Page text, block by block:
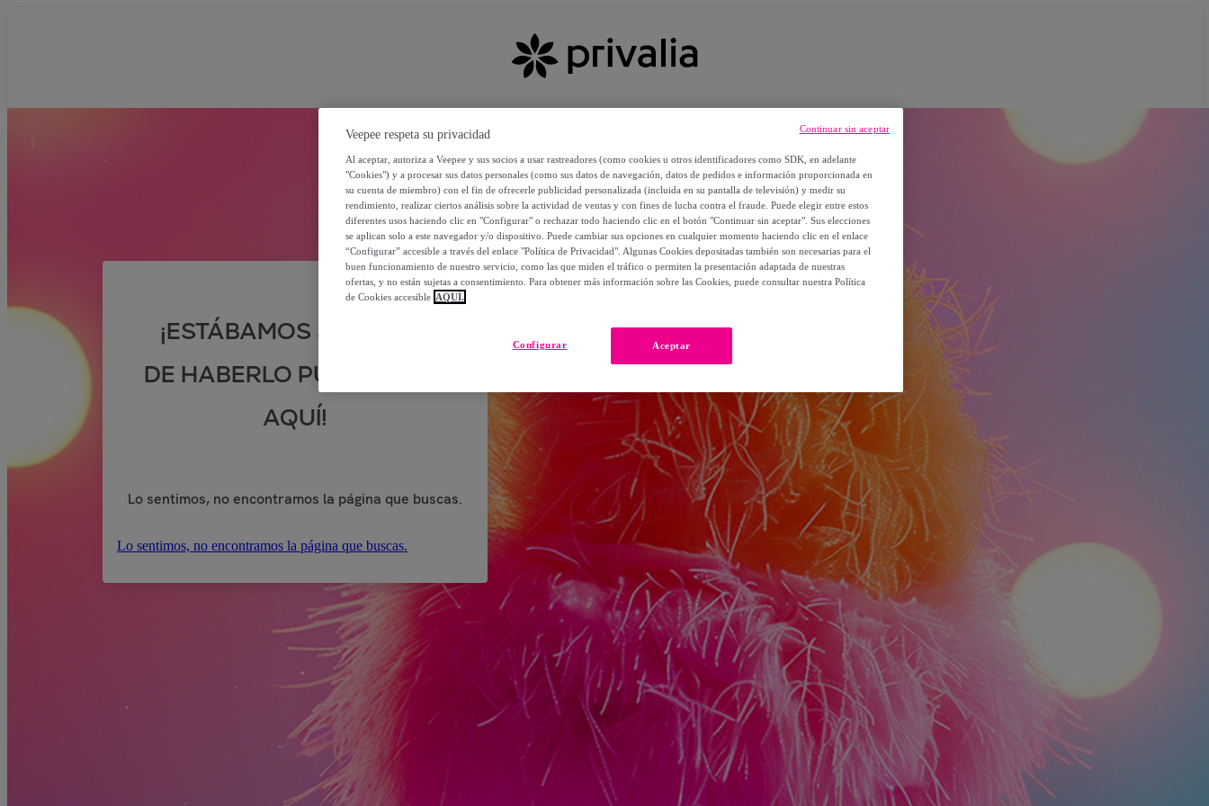
¡ESTÁBAMOS SEGUROS
DE HABERLO PUESTO POR
AQUÍ!
Lo sentimos, no encontramos la página que buscas.
Lo sentimos, no encontramos la página que buscas.
Veepee respeta su privacidad
Al aceptar, autoriza a Veepee y sus socios a usar rastreadores (como cookies u otros identificadores como SDK, en adelante
"Cookies") y a procesar sus datos personales (como sus datos de navegación, datos de pedidos e información proporcionada en
su cuenta de miembro) con el fin de ofrecerle publicidad personalizada (incluida en su pantalla de televisión) y medir su
rendimiento, realizar ciertos análisis sobre la actividad de ventas y con fines de lucha contra el fraude. Puede elegir entre estos
diferentes usos haciendo clic en "Configurar" o rechazar todo haciendo clic en el botón "Continuar sin aceptar". Sus elecciones
se aplican solo a este navegador y/o dispositivo. Puede cambiar sus opciones en cualquier momento haciendo clic en el enlace
“Configurar” accesible a través del enlace "Política de Privacidad". Algunas Cookies depositadas también son necesarias para el
buen funcionamiento de nuestro servicio, como las que miden el tráfico o permiten la presentación adaptada de nuestras
ofertas, y no están sujetas a consentimiento. Para obtener más información sobre las Cookies, puede consultar nuestra Política
de Cookies accesible AQUÍ.
Aceptar
Configurar
Continuar sin aceptar